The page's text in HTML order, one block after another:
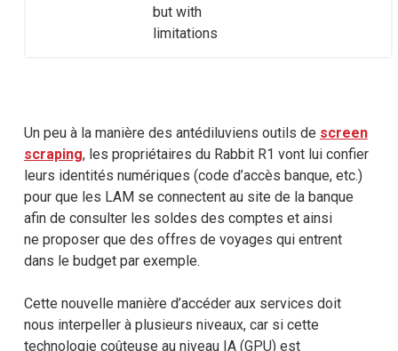
but with
limitations
Un peu à la manière des antédiluviens outils de screen
scraping, les propriétaires du Rabbit R1 vont lui confier
leurs identités numériques (code d’accès banque, etc.)
pour que les LAM se connectent au site de la banque
afin de consulter les soldes des comptes et ainsi
ne proposer que des offres de voyages qui entrent
dans le budget par exemple.
Cette nouvelle manière d’accéder aux services doit
nous interpeller à plusieurs niveaux, car si cette
technologie coûteuse au niveau IA (GPU) est